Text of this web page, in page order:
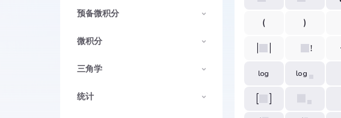
预备微积分
微积分
三角学
统计